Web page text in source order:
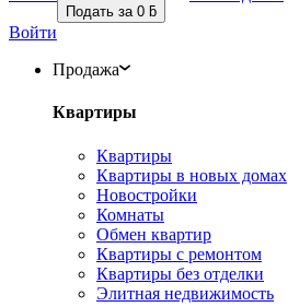
Подать за 0 ƃ
Войти
Продажа
Квартиры
Квартиры
Квартиры в новых домах
Новостройки
Комнаты
Обмен квартир
Квартиры с ремонтом
Квартиры без отделки
Элитная недвижимость